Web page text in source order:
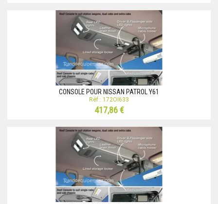
CONSOLE POUR NISSAN PATROL Y61
Réf.: 172OI633
417,86 €